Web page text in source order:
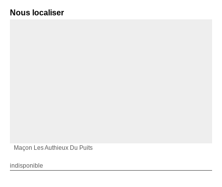
Nous localiser
Maçon Les Authieux Du Puits
indisponible